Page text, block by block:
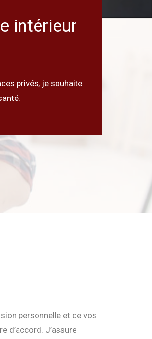
intérieur
privés, je souhaite
personnelle et de vos
d’accord. J’assure